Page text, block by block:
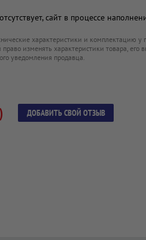
сайт в процессе
характеристики и комплектацию у
право изменять характеристики товара, его
уведомления продавца.
ДОБАВИТЬ СВОЙ ОТЗЫВ